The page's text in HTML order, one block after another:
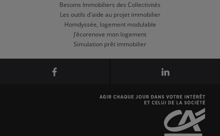
Besoins Immobiliers des Collectivités
Les outils d'aide au projet immobilier
Homdyssée, logement modulable
J'écorenove mon logement
Simulation prêt immobilier